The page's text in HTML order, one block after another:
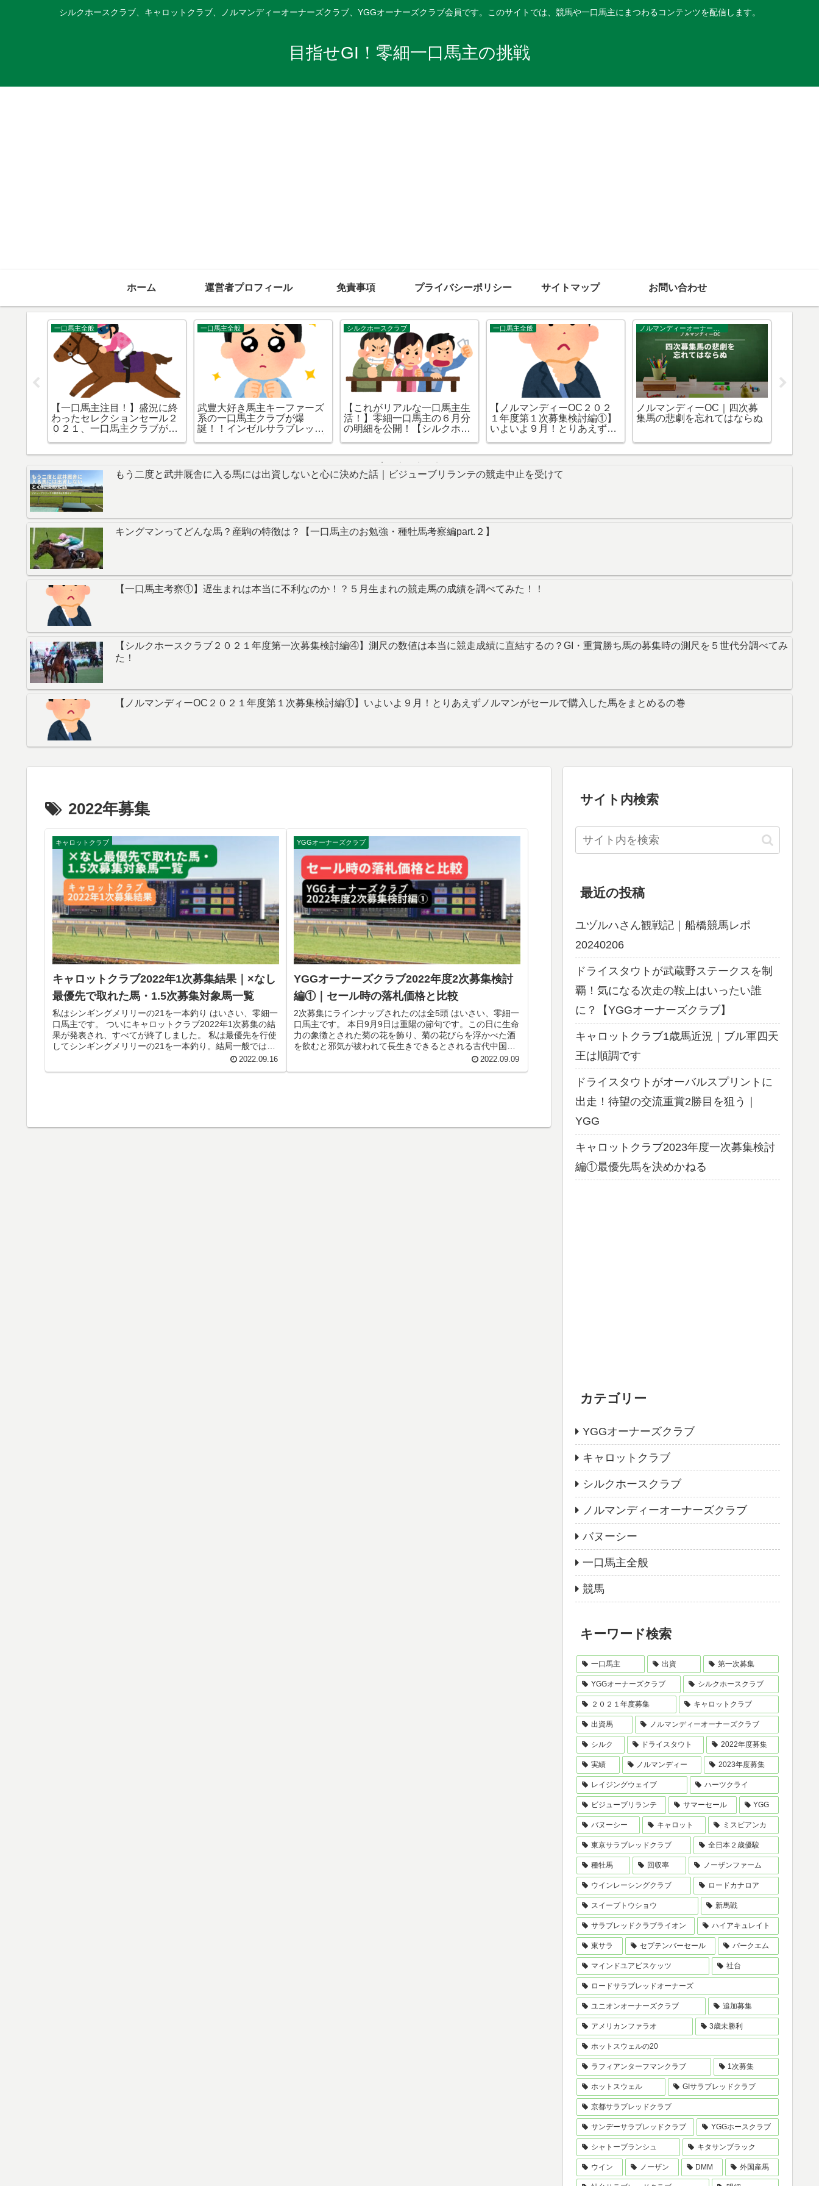
シルクホースクラブ、キャロットクラブ、ノルマンディーオーナーズクラブ、YGGオーナーズクラブ会員です。このサイトでは、競馬や一口馬主にまつわるコンテンツを配信します。
目指せGI！零細一口馬主の挑戦
ホーム 運営者プロフィール 免責事項 プライバシーポリシー サイトマップ お問い合わせ
YGGオーナーズクラブ
YGGOC2022年度2次募集検
討編・完｜零細一口馬主が選
んだ2頭をご紹介！
シルクホースクラブ
【シルクホースクラブ2022年
度第1次募集・検討編part.0】
新しく導入された制度がまっ
シルクホースクラブ
シルク2023年度1次募集｜
3,000万円台以下の馬で当た
りを引くんジャー～美浦編
YGGオーナーズクラブ
マックスユーキャンの20は出
資すべきか否か【YGGオーナ
ーズクラブ追加募集】
シルクホースクラブ
【シルクホースクラブ２０２
１年度第一次募集】ついに第
もう二度と武井厩舎に入る馬には出資しないと心に決めた話｜ビジューブリランテの競走中止を受けて
キングマンってどんな馬？産駒の特徴は？【一口馬主のお勉強・種牡馬考察編part.２】
【一口馬主考察①】遅生まれは本当に不利なのか！？５月生まれの競走馬の成績を調べてみた！！
【シルクホースクラブ２０２１年度第一次募集検討編④】測尺の数値は本当に競走成績に直結するの？GI・重賞勝ち馬の募集時の測尺を５世代分調べてみ
た！
【ノルマンディーOC２０２１年度第１次募集検討編①】いよいよ９月！とりあえずノルマンがセールで購入した馬をまとめるの巻
2022年募集
キャロットクラブ
キャロットクラブ2022年1次募集結果｜×なし
最優先で取れた馬・1.5次募集対象馬一覧
私はシンギングメリリーの21を一本釣り はいさい、零細一
口馬主です。 ついにキャロットクラブ2022年1次募集の結
果が発表され、すべてが終了しました。 私は最優先を行使
してシンギングメリリーの21を一本釣り。結局一般では抽
2022.09.16
YGGオーナーズクラブ
YGGオーナーズクラブ2022年度2次募集検討
編①｜セール時の落札価格と比較
2次募集にラインナップされたのは全5頭 はいさい、零細一
口馬主です。 本日9月9日は重陽の節句です。この日に生命
力の象徴とされた菊の花を飾り、菊の花びらを浮かべた酒
を飲むと邪気が祓われて長生きできるとされる古代中国の
2022.09.09
サイト内検索
最近の投稿
ユヅルハさん観戦記｜船橋競馬レポ
20240206
ドライスタウトが武蔵野ステークスを制
覇！気になる次走の鞍上はいったい誰
に？【YGGオーナーズクラブ】
キャロットクラブ1歳馬近況｜ブル軍四天
王は順調です
ドライスタウトがオーバルスプリントに
出走！待望の交流重賞2勝目を狙う｜
YGG
キャロットクラブ2023年度一次募集検討
編①最優先馬を決めかねる
カテゴリー
YGGオーナーズクラブ
キャロットクラブ
シルクホースクラブ
ノルマンディーオーナーズクラブ
バヌーシー
一口馬主全般
競馬
キーワード検索
一口馬主 出資 第一次募集
YGGオーナーズクラブ シルクホースクラブ
２０２１年度募集 キャロットクラブ
出資馬 ノルマンディーオーナーズクラブ
シルク ドライスタウト 2022年度募集
実績 ノルマンディー 2023年度募集
レイジングウェイブ ハーツクライ
ビジューブリランテ サマーセール YGG
バヌーシー キャロット ミスビアンカ
東京サラブレッドクラブ 全日本２歳優駿
種牡馬 回収率 ノーザンファーム
ウインレーシングクラブ ロードカナロア
スイープトウショウ 新馬戦
サラブレッドクラブライオン ハイアキュレイト
東サラ セプテンバーセール バークエム
マインドユアビスケッツ 社台
ロードサラブレッドオーナーズ
ユニオンオーナーズクラブ 追加募集
アメリカンファラオ 3歳未勝利
ホットスウェルの20
ラフィアンターフマンクラブ 1次募集
ホットスウェル GIサラブレッドクラブ
京都サラブレッドクラブ
サンデーサラブレッドクラブ YGGホースクラブ
シャトーブランシュ キタサンブラック
ウイン ノーザン DMM 外国産馬